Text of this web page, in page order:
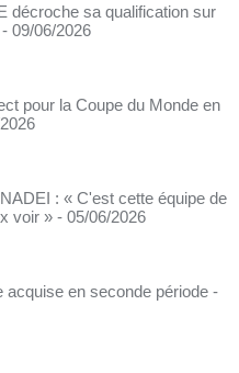
décroche sa qualification sur
- 09/06/2026
pour la Coupe du Monde en
: « C'est cette équipe de
voir » - 05/06/2026
acquise en seconde période -